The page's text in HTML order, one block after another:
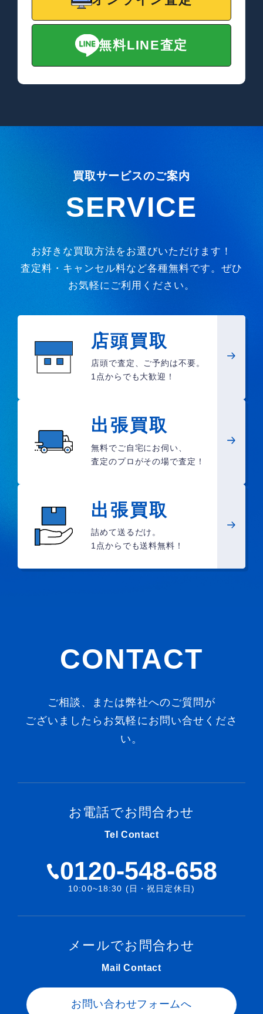
無料LINE査定
買取サービスのご案内
SERVICE
お好きな買取方法をお選びいただけます！
査定料・キャンセル料など各種無料です。ぜひ
お気軽にご利用ください。
店頭買取
店頭で査定、ご予約は不要。
1点からでも大歓迎！
出張買取
無料でご自宅にお伺い、
査定のプロがその場で査定！
出張買取
詰めて送るだけ。
1点からでも送料無料！
CONTACT
ご相談、または弊社へのご質問が
ございましたらお気軽にお問い合せくださ
い。
お電話でお問合わせ
Tel Contact
0120-548-658
10:00~18:30 (日・祝日定休日)
メールでお問合わせ
Mail Contact
お問い合わせフォームへ
電話する LINE査定 オンライン査定